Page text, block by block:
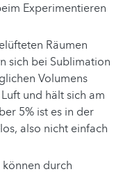
Experimentieren
Räumen
sich bei Sublimation
Volumens
und hält sich am
5% ist es in der
also nicht einfach
durch